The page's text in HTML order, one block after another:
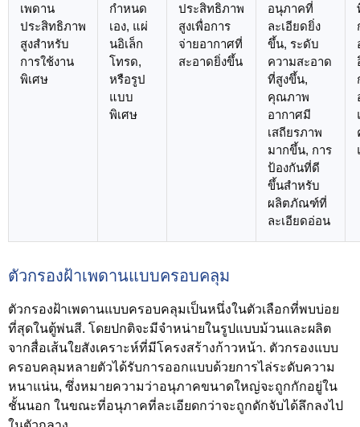
เพดาน
ประสิทธิภาพ
สูงสำหรับ
การใช้งาน
พิเศษ
กำหนด
เอง, แผ่
นอิเล็ก
โทรด,
หรือรูป
แบบ
พิเศษ
ประสิทธิภาพ
สูงเพื่อการ
จ่ายอากาศที่
สะอาดยิ่งขึ้น
อนุภาคที่
ละเอียดยิ่ง
ขึ้น, ระดับ
ความสะอาด
ที่สูงขึ้น,
คุณภาพ
อากาศมี
เสถียรภาพ
มากขึ้น, การ
ป้องกันที่ดี
ขึ้นสำหรับ
ผลิตภัณฑ์ที่
ละเอียดอ่อน
ตัวกรองฝ้าเพดานแบบครอบคลุม
ตัวกรองฝ้าเพดานแบบครอบคลุมเป็นหนึ่งในตัวเลือกที่พบบ่อย
ที่สุดในตู้พ่นสี. โดยปกติจะมีจำหน่ายในรูปแบบม้วนและผลิต
จากสื่อเส้นใยสังเคราะห์ที่มีโครงสร้างก้าวหน้า. ตัวกรองแบบ
ครอบคลุมหลายตัวได้รับการออกแบบด้วยการไล่ระดับความ
หนาแน่น, ซึ่งหมายความว่าอนุภาคขนาดใหญ่จะถูกกักอยู่ใน
ชั้นนอก ในขณะที่อนุภาคที่ละเอียดกว่าจะถูกดักจับได้ลึกลงไป